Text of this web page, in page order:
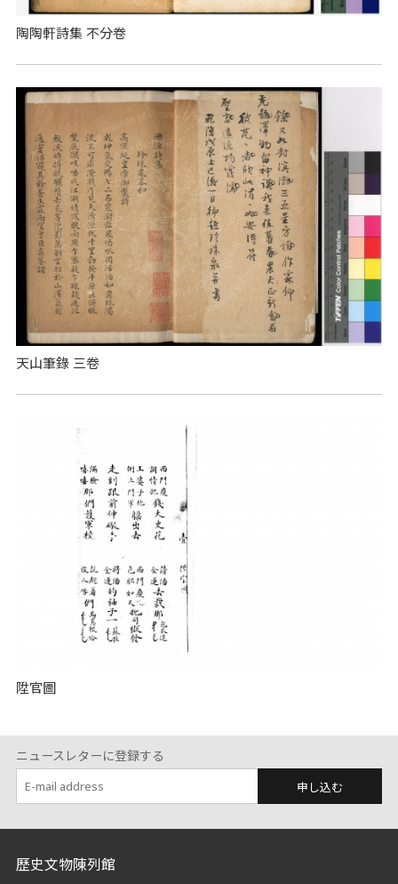
陶陶軒詩集 不分卷
天山筆錄 三卷
陞官圖
ニュースレターに登録する
申し込む
:::
歷史文物陳列館